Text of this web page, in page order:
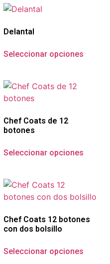
Delantal
Seleccionar opciones
Chef Coats de 12
botones
Seleccionar opciones
Chef Coats 12 botones
con dos bolsillo
Seleccionar opciones